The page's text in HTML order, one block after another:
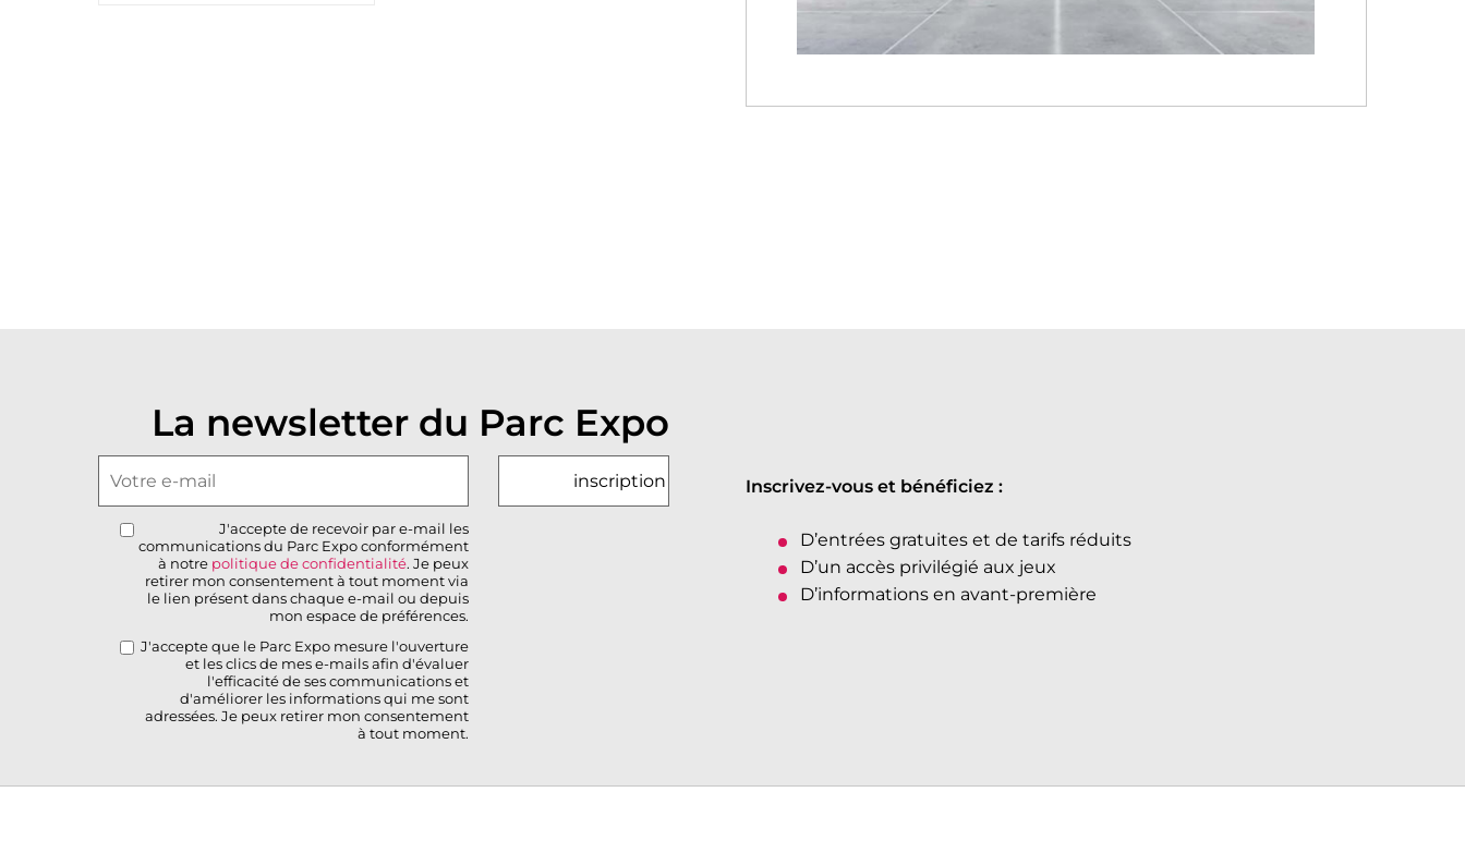
La newsletter du Parc Expo
J'accepte de recevoir par e-mail les
communications du Parc Expo conformément
à notre politique de confidentialité. Je peux
retirer mon consentement à tout moment via
le lien présent dans chaque e-mail ou depuis
mon espace de préférences.
J'accepte que le Parc Expo mesure l'ouverture
et les clics de mes e-mails afin d'évaluer
l'efficacité de ses communications et
d'améliorer les informations qui me sont
adressées. Je peux retirer mon consentement
à tout moment.
Inscrivez-vous et bénéficiez :
D’entrées gratuites et de tarifs réduits
D’un accès privilégié aux jeux
D’informations en avant-première